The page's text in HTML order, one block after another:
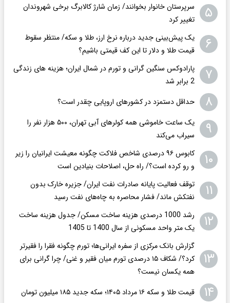
۵
سرپرستان خانوار بخوانند/ زمان شارژ کالابرگ برخی شهروندان
تغییر کرد
۶
یک پیش‌بینی جدید درباره نرخ ارز، طلا و سکه/ منتظر سقوط
قیمت طلا و دلار تا این کف قیمتی باشیم؟
۷
پارادوکس سنگین گرانی و تورم در شمال ایران؛ هزینه های زندگی
2 برابر ‌شد
۸ حداقل دستمزد در کشورهای اروپایی چقدر است؟
۹
یک ساعت خاموشی همه کولرهای آبی تهران، ۵۰۰ هزار نفر را
سیراب می‌کند
۱۰
کابوس ۹۶ درصدی شاخص فلاکت چگونه معیشت ایرانیان را زیر
و رو کرده است؟/ راه حل، اصلاحات بنیادین است
۱۱
توقف فعالیت پایانه صادرات نفت ایران/ جزیره خارک بدون
نفتکش ماند/ فشار محاصره به چاه‌های نفت رسید
۱۲
رشد 1000 درصدی هزینه ساخت مسکن/ جدول هزینه ساخت
یک متر واحد مسکونی از سال 1400 تا 1405
۱۳
گزارش بانک مرکزی از سفره ایرانی‌ها؛ تورم چگونه فقرا را فقیرتر
کرد؟/ شکاف ۱۵ درصدی تورم میان فقیر و غنی/ چرا گرانی برای
همه یکسان نیست؟
۱۴ قیمت طلا و سکه ۱۶ مرداد ۱۴۰۵؛ سکه جدید ١٨۵ میلیون تومان